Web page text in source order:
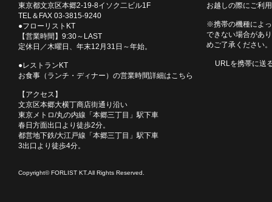
東京都文京区本郷2-19-8イソク二ビル1F
TEL＆FAX 03-3815-9240
●フローリストKT
【営業時間】9:30～LAST
定休日／木曜日、年末12月31日～年始。
●レストランKT
お食事（ランチ・ディナー）の営業時間詳細はこちら
【アクセス】
文京区本郷大横丁商店街通り沿い
東京メトロ/丸の内線「本郷三丁目」駅下車
春日方面出口より徒歩2分。
都営地下鉄/大江戸線「本郷三丁目」駅下車
3出口より徒歩4分。
お越しの際にご利
※携帯の機種によ
できない場合があ
めご了承ください。
URLを携帯に送
Copyright© FORLIST KT.All Rights Reserved.